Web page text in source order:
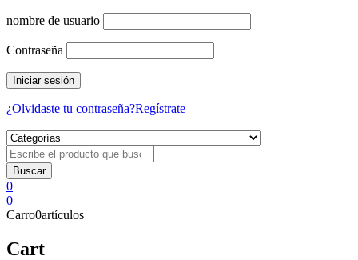
nombre de usuario
Contraseña
¿Olvidaste tu contraseña?Regístrate
0
0
Carro0artículos
Cart